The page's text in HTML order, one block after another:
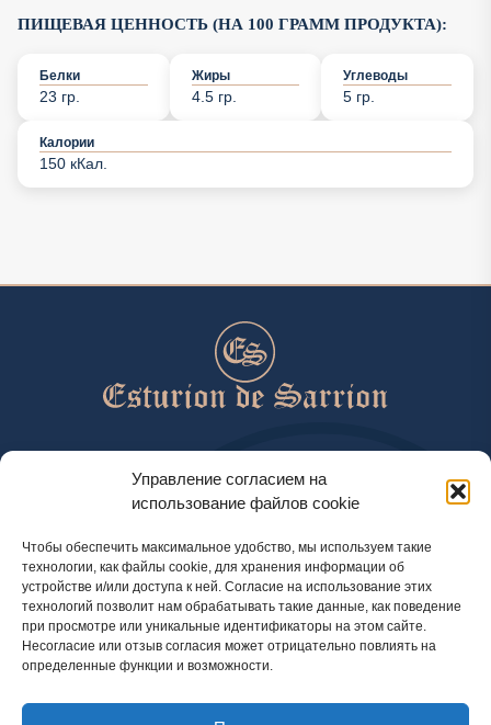
Управление согласием на
использование файлов cookie
Чтобы обеспечить максимальное удобство, мы используем такие
технологии, как файлы cookie, для хранения информации об
устройстве и/или доступа к ней. Согласие на использование этих
технологий позволит нам обрабатывать такие данные, как поведение
при просмотре или уникальные идентификаторы на этом сайте.
Несогласие или отзыв согласия может отрицательно повлиять на
определенные функции и возможности.
ПИЩЕВАЯ ЦЕННОСТЬ (НА 100 ГРАММ ПРОДУКТА):
Белки
23 гр.
Жиры
4.5 гр.
Углеводы
5 гр.
Калории
150 кКал.
с 9 до 18 (GMT+2) по будням
Способы оплаты